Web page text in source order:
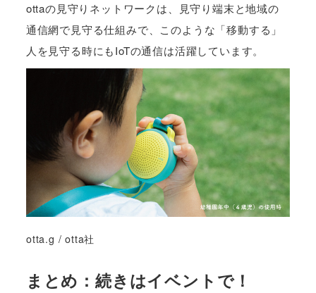
ottaの見守りネットワークは、見守り端末と地域の
通信網で見守る仕組みで、このような「移動する」
人を見守る時にもIoTの通信は活躍しています。
otta.g / otta社
まとめ：続きはイベントで！